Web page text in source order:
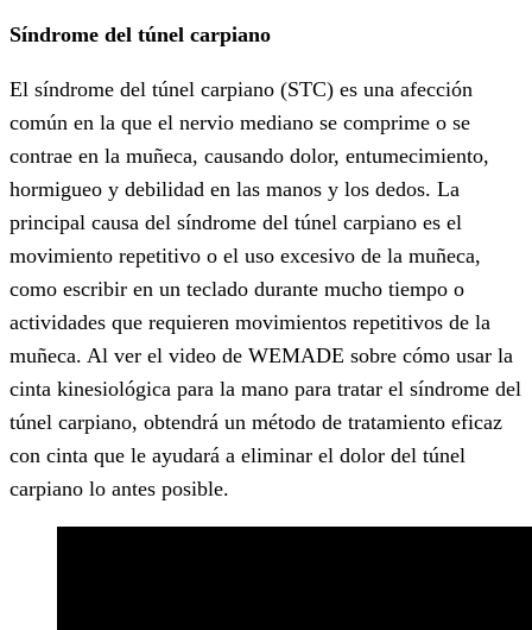
Síndrome del túnel carpiano
El síndrome del túnel carpiano (STC) es una afección
común en la que el nervio mediano se comprime o se
contrae en la muñeca, causando dolor, entumecimiento,
hormigueo y debilidad en las manos y los dedos. La
principal causa del síndrome del túnel carpiano es el
movimiento repetitivo o el uso excesivo de la muñeca,
como escribir en un teclado durante mucho tiempo o
actividades que requieren movimientos repetitivos de la
muñeca. Al ver el video de WEMADE sobre cómo usar la
cinta kinesiológica para la mano para tratar el síndrome del
túnel carpiano, obtendrá un método de tratamiento eficaz
con cinta que le ayudará a eliminar el dolor del túnel
carpiano lo antes posible.